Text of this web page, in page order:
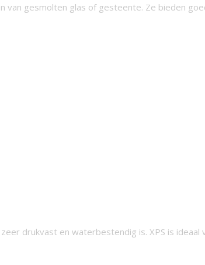
gesmolten glas of gesteente. Ze bieden
drukvast en waterbestendig is. XPS is ideaal